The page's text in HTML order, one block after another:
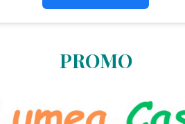
PROMO